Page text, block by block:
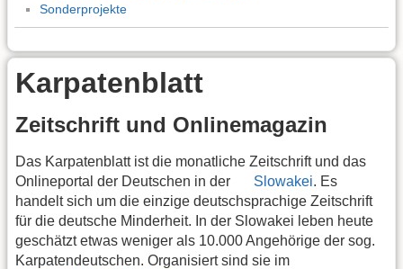
Sonderprojekte
Karpatenblatt
Zeitschrift und Onlinemagazin
Das Karpatenblatt ist die monatliche Zeitschrift und das
Onlineportal der Deutschen in der
Slowakei. Es
handelt sich um die einzige deutschsprachige Zeitschrift
für die deutsche Minderheit. In der Slowakei leben heute
geschätzt etwas weniger als 10.000 Angehörige der sog.
Karpatendeutschen. Organisiert sind sie im